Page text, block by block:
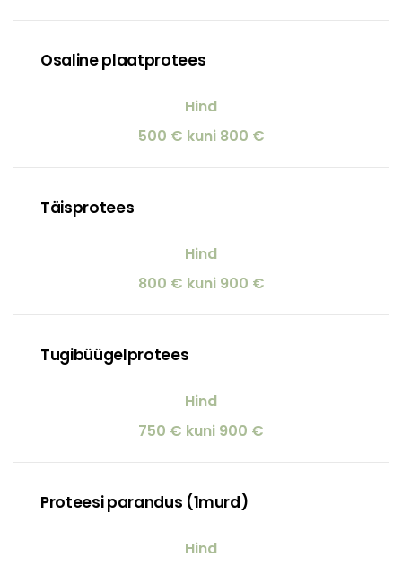
Osaline plaatprotees
500 € kuni 800 €
Täisprotees
800 € kuni 900 €
Tugibüügelprotees
750 € kuni 900 €
Proteesi parandus (1murd)